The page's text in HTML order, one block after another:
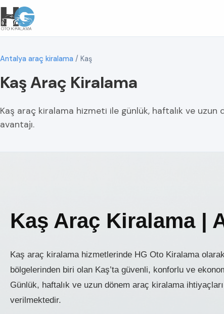
Antalya araç kiralama / Kaş
Kaş Araç Kiralama
Kaş araç kiralama hizmeti ile günlük, haftalık ve
avantajı.
Kaş Araç Kiralama |
Kaş araç kiralama hizmetlerinde HG Oto Kiralama olarak
bölgelerinden biri olan Kaş’ta güvenli, konforlu ve
Günlük, haftalık ve uzun dönem araç kiralama
verilmektedir.